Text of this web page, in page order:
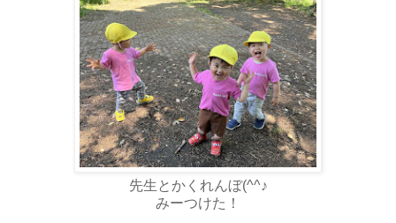
先生とかくれんぼ(^^♪
みーつけた！